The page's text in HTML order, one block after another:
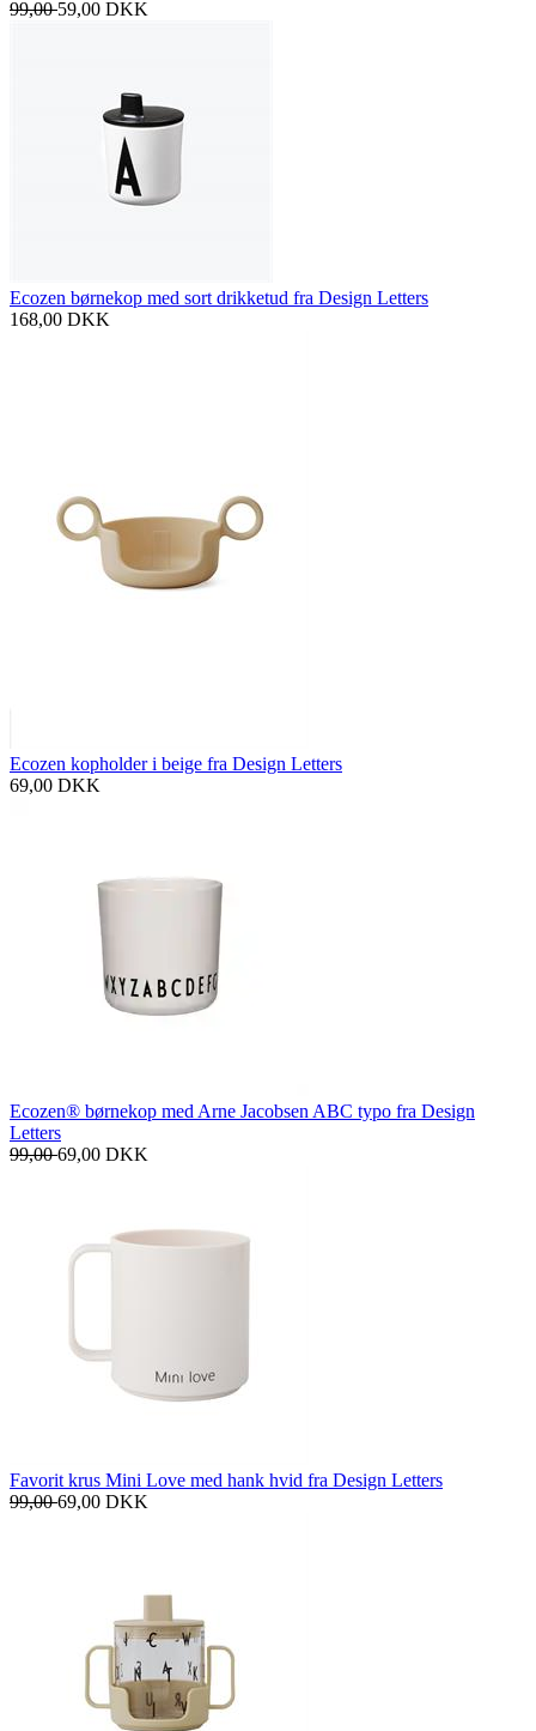
99,0059,00 DKK
Ecozen børnekop med sort drikketud fra Design Letters
168,00 DKK
Ecozen kopholder i beige fra Design Letters
69,00 DKK
Ecozen® børnekop med Arne Jacobsen ABC typo fra Design
Letters
99,0069,00 DKK
Favorit krus Mini Love med hank hvid fra Design Letters
99,0069,00 DKK